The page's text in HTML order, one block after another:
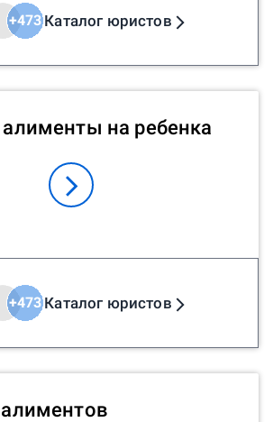
+473 Каталог юристов
на ребенка
+473 Каталог юристов